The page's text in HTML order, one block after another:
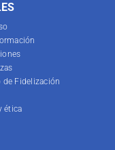
de Fidelización
ética